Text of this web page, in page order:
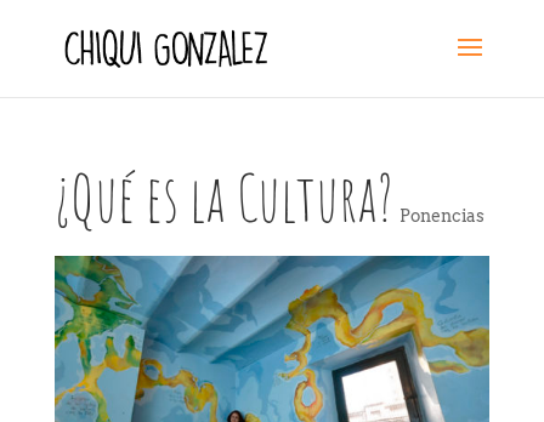
¿Qué es la Cultura? Ponencias